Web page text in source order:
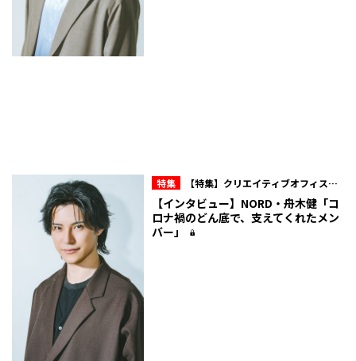
特集
【特集】クリエイティブオフィスキ
ュー所属・NORD 10周年の現在地
【インタビュー】NORD・舟木健「コ
ロナ禍のどん底で、支えてくれたメン
バー」